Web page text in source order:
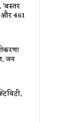
और 461
जन